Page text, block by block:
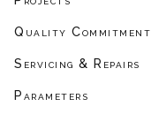
Quality Commitment
Servicing & Repairs
Parameters